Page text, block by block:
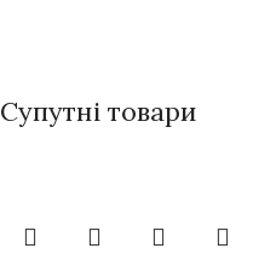
Супутні товари